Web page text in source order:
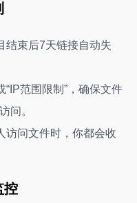
结束后7天链接自动失
“IP范围限制”，确保文件
问。
访问文件时，你都会收
控